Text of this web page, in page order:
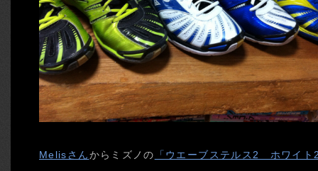
Melisさん からミズノの 「ウエーブステルス2 ホワイト